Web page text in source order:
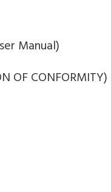
Manual)
OF CONFORMITY)